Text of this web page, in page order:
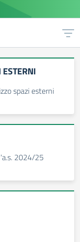
spazi esterni
2024/25